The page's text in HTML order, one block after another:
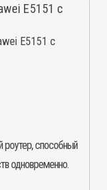
E5151 с
роутер, способный
одновременно.